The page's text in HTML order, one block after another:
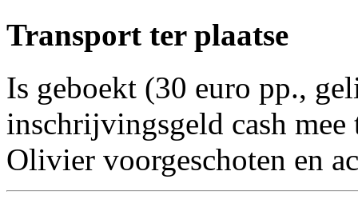
Transport ter plaatse
Is geboekt (30 euro pp.,
inschrijvingsgeld cash
Olivier voorgeschoten en